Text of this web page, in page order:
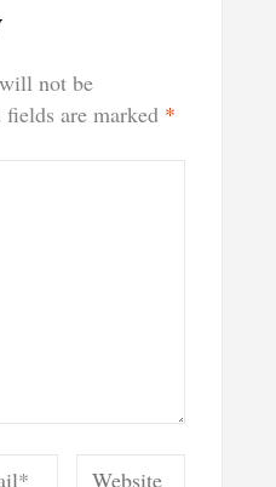
not be
fields are marked *